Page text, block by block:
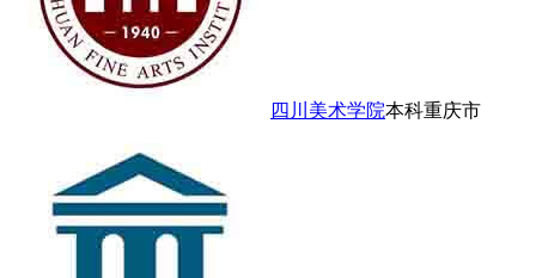
四川美术学院本科重庆市